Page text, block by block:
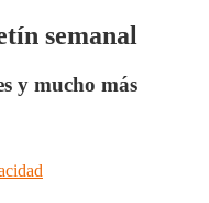
semanal
y mucho más